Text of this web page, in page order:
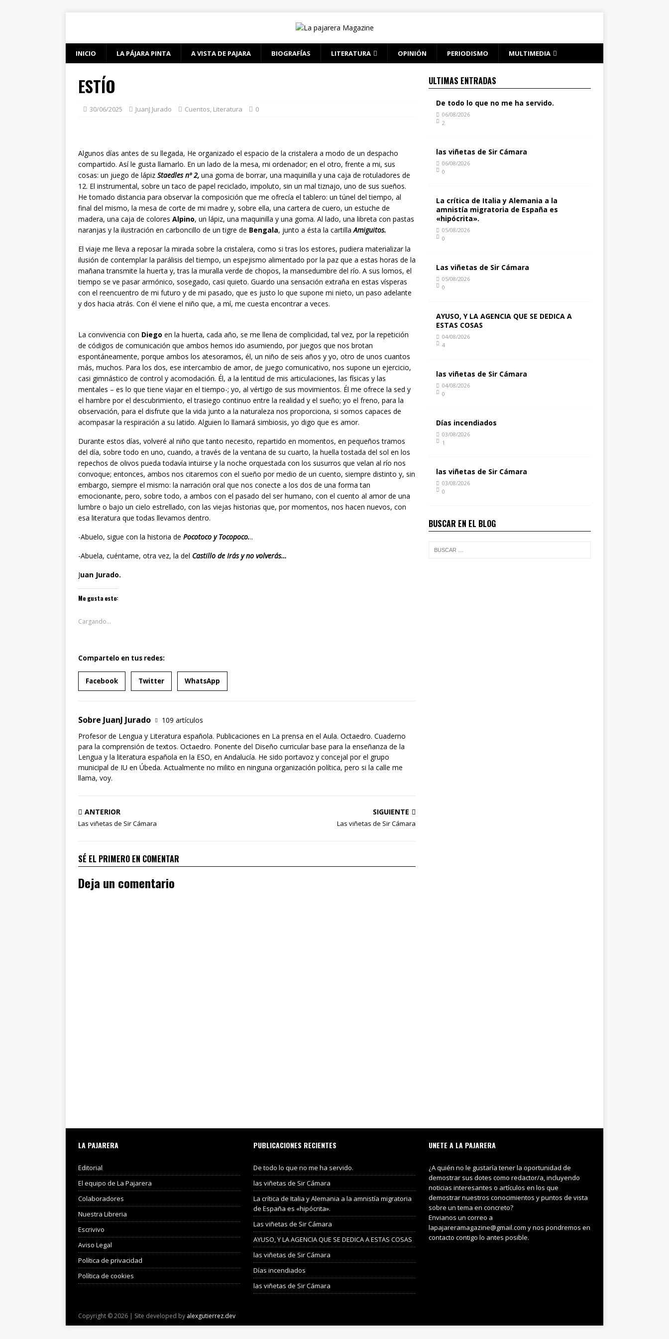
INICIO LA PÁJARA PINTA A VISTA DE PAJARA BIOGRAFÍAS LITERATURA OPINIÓN PERIODISMO MULTIMEDIA
ESTÍO
30/06/2025 JuanJ Jurado Cuentos, Literatura 0
Algunos días antes de su llegada, He organizado el espacio de la cristalera a modo de un despacho
compartido. Así le gusta llamarlo. En un lado de la mesa, mi ordenador; en el otro, frente a mi, sus
cosas: un juego de lápiz Staedles nº 2, una goma de borrar, una maquinilla y una caja de rotuladores de
12. El instrumental, sobre un taco de papel reciclado, impoluto, sin un mal tiznajo, uno de sus sueños.
He tomado distancia para observar la composición que me ofrecía el tablero: un túnel del tiempo, al
final del mismo, la mesa de corte de mi madre y, sobre ella, una cartera de cuero, un estuche de
madera, una caja de colores Alpino, un lápiz, una maquinilla y una goma. Al lado, una libreta con pastas
naranjas y la ilustración en carboncillo de un tigre de Bengala, junto a ésta la cartillaAmiguitos.
El viaje me lleva a reposar la mirada sobre la cristalera, como si tras los estores, pudiera materializar la
ilusión de contemplar la parálisis del tiempo, un espejismo alimentado por la paz que a estas horas de la
mañana transmite la huerta y, tras la muralla verde de chopos, la mansedumbre del río. A sus lomos, el
tiempo se ve pasar armónico, sosegado, casi quieto. Guardo una sensación extraña en estas vísperas
con el reencuentro de mi futuro y de mi pasado, que es justo lo que supone mi nieto, un paso adelante
y dos hacia atrás. Con él viene el niño que, a mí, me cuesta encontrar a veces.
La convivencia con Diego en la huerta, cada año, se me llena de complicidad, tal vez, por la repetición
de códigos de comunicación que ambos hemos ido asumiendo, por juegos que nos brotan
espontáneamente, porque ambos los atesoramos, él, un niño de seis años y yo, otro de unos cuantos
más, muchos. Para los dos, ese intercambio de amor, de juego comunicativo, nos supone un ejercicio,
casi gimnástico de control y acomodación. Él, a la lentitud de mis articulaciones, las físicas y las
mentales – es lo que tiene viajar en el tiempo-; yo, al vértigo de sus movimientos. Él me ofrece la sed y
el hambre por el descubrimiento, el trasiego continuo entre la realidad y el sueño; yo el freno, para la
observación, para el disfrute que la vida junto a la naturaleza nos proporciona, si somos capaces de
acompasar la respiración a su latido. Alguien lo llamará simbiosis, yo digo que es amor.
Durante estos días, volveré al niño que tanto necesito, repartido en momentos, en pequeños tramos
del día, sobre todo en uno, cuando, a través de la ventana de su cuarto, la huella tostada del sol en los
repechos de olivos pueda todavía intuirse y la noche orquestada con los susurros que velan al río nos
convoque; entonces, ambos nos citaremos con el sueño por medio de un cuento, siempre distinto y, sin
embargo, siempre el mismo: la narración oral que nos conecte a los dos de una forma tan
emocionante, pero, sobre todo, a ambos con el pasado del ser humano, con el cuento al amor de una
lumbre o bajo un cielo estrellado, con las viejas historias que, por momentos, nos hacen nuevos, con
esa literatura que todas llevamos dentro.
-Abuelo, sigue con la historia de Pocotoco y Tocopoco...
-Abuela, cuéntame, otra vez, la del Castillo de Irás y no volverás…
Juan Jurado.
Me gusta esto:
Cargando...
Compartelo en tus redes:
Facebook Twitter WhatsApp
Sobre JuanJ Jurado
109 artículos
Profesor de Lengua y Literatura española. Publicaciones en La prensa en el Aula. Octaedro. Cuaderno
para la comprensión de textos. Octaedro. Ponente del Diseño curricular base para la enseñanza de la
Lengua y la literatura española en la ESO, en Andalucía. He sido portavoz y concejal por el grupo
municipal de IU en Úbeda. Actualmente no milito en ninguna organización política, pero si la calle me
llama, voy.
ANTERIOR
Las viñetas de Sir Cámara
SIGUIENTE
Las viñetas de Sir Cámara
SÉ EL PRIMERO EN COMENTAR
Deja un comentario
ULTIMAS ENTRADAS
De todo lo que no me ha servido.
06/08/2026
2
las viñetas de Sir Cámara
06/08/2026
0
La crítica de Italia y Alemania a la
amnistía migratoria de España es
«hipócrita».
05/08/2026
0
Las viñetas de Sir Cámara
05/08/2026
0
AYUSO, Y LA AGENCIA QUE SE DEDICA A
ESTAS COSAS
04/08/2026
4
las viñetas de Sir Cámara
04/08/2026
0
Días incendiados
03/08/2026
1
las viñetas de Sir Cámara
03/08/2026
0
BUSCAR EN EL BLOG
LA PAJARERA
Editorial
El equipo de La Pajarera
Colaboradores
Nuestra Libreria
Escrivivo
Aviso Legal
Política de privacidad
Política de cookies
PUBLICACIONES RECIENTES
De todo lo que no me ha servido.
las viñetas de Sir Cámara
La crítica de Italia y Alemania a la amnistía migratoria
de España es «hipócrita».
Las viñetas de Sir Cámara
AYUSO, Y LA AGENCIA QUE SE DEDICA A ESTAS COSAS
las viñetas de Sir Cámara
Días incendiados
las viñetas de Sir Cámara
UNETE A LA PAJARERA
¿A quién no le gustaría tener la oportunidad de
demostrar sus dotes como redactor/a, incluyendo
noticias interesantes o artículos en los que
demostrar nuestros conocimientos y puntos de vista
sobre un tema en concreto?
Envianos un correo a
lapajareramagazine@gmail.com y nos pondremos en
contacto contigo lo antes posible.
Copyright © 2026 | Site developed by alexgutierrez.dev